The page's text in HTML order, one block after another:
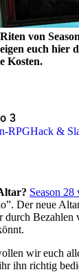
von
euch hier
Kosten.
3
RPGHack &
Season
Der neue
durch Bezahlen
wir euch
ihn richtig